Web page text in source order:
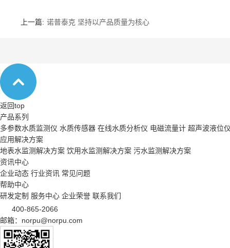
上一篇: 诺普泰克 坚持以产品质量为核心
返回top
产品系列
多参数水质监测仪 水质传感器 在线水质分析仪 电磁流量计 超声波液位
应用解决方案
地表水监测解决方案 饮用水监测解决方案 污水监测解决方案
资讯中心
企业动态 行业资讯 常见问题
帮助中心
研发定制 服务中心 企业荣誉 联系我们
400-865-2066
邮箱：norpu@norpu.com